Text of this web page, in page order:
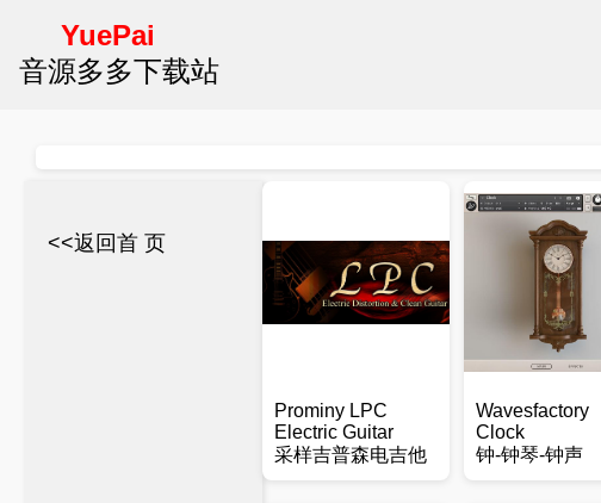
YuePai
音源多多下载站
<<返回首 页
Prominy LPC
Electric Guitar
采样吉普森电吉他
Wavesfactory
Clock
钟-钟琴-钟声